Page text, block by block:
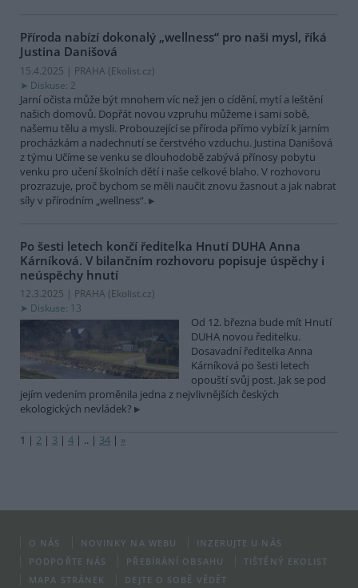
Příroda nabízí dokonalý „wellness“ pro naši mysl, říká
Justina Danišová
15.4.2025 | PRAHA (Ekolist.cz)
Diskuse: 2
Jarní očista může být mnohem víc než jen o cídění, mytí a leštění
našich domovů. Dopřát novou vzpruhu můžeme i sami sobě,
našemu tělu a mysli. Probouzející se příroda přímo vybízí k jarním
procházkám a nadechnutí se čerstvého vzduchu. Justina Danišová
z týmu Učíme se venku se dlouhodobě zabývá přínosy pobytu
venku pro učení školních dětí i naše celkové blaho. V rozhovoru
prozrazuje, proč bychom se měli naučit znovu žasnout a jak nabrat
síly v přírodním „wellness“.
Po šesti letech končí ředitelka Hnutí DUHA Anna
Kárníková. V bilančním rozhovoru popisuje úspěchy i
neúspěchy hnutí
12.3.2025 | PRAHA (Ekolist.cz)
Diskuse: 13
Od 12. března bude mít Hnutí
DUHA novou ředitelku.
Dosavadní ředitelka Anna
Kárníková po šesti letech
opouští svůj post. Jak se pod
jejím vedením proměnila jedna z nejvlivnějších českých
ekologických nevládek?
1 | 2 | 3 | 4 | .. | 34 | »
O NÁS NOVINKY NA WEBU
INZERUJTE U NÁS
PODPOŘTE NÁS
PŘEBÍRÁNÍ OBSAHU
TIŠTĚNÝ EKOLIST
MAPA STRÁNEK
DEJTE O SOBĚ VĚDĚT